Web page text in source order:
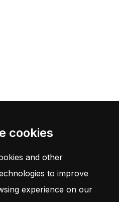
cookies
and other
to improve
experience on our
recevoir les dernières mises à
Ne vous inquiétez pas,